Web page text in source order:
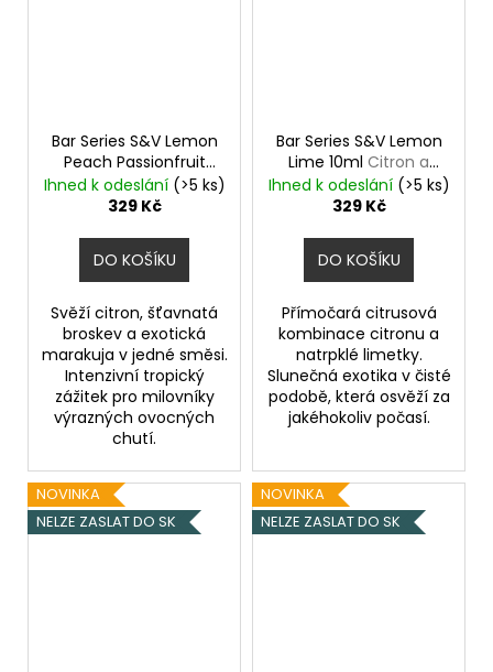
Bar Series S&V Lemon
Peach Passionfruit
10ml Citron, broskev a
marakuja
Ihned k odeslání (>5 ks)
329 Kč
DO KOŠÍKU
Svěží citron, šťavnatá
broskev a exotická
marakuja v jedné směsi.
Intenzivní tropický
zážitek pro milovníky
výrazných ovocných
chutí.
Bar Series S&V Lemon
Lime 10ml Citron a
limetka
Ihned k odeslání (>5 ks)
329 Kč
DO KOŠÍKU
Přímočará citrusová
kombinace citronu a
natrpklé limetky.
Slunečná exotika v čisté
podobě, která osvěží za
jakéhokoliv počasí.
NOVINKA
NELZE ZASLAT DO SK
NOVINKA
NELZE ZASLAT DO SK